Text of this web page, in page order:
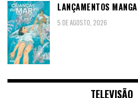
LANÇAMENTOS
5 DE AGOSTO, 2026
TELEVISÃO